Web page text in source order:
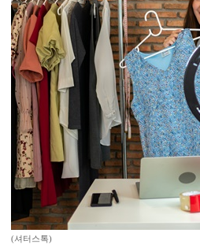
(셔터스톡)